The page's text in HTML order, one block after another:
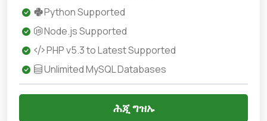
Python Supported
Node.js Supported
PHP v5.3 to Latest Supported
Unlimited MySQL Databases
ሕጂ ግዝኡ